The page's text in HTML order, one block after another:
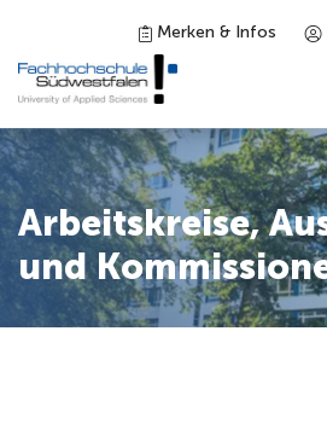
Merken & Infos
Studieninteressierte
Studienangebot
Studierende
Arbeitskreise,
und